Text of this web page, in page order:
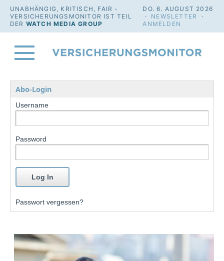
UNABHÄNGIG, KRITISCH, FAIR -
VERSICHERUNGSMONITOR IST TEIL
DER WATCH MEDIA GROUP
DO. 6. AUGUST 2026
· NEWSLETTER
·
ANMELDEN
Abo-Login
Username
Password
Passwort vergessen?